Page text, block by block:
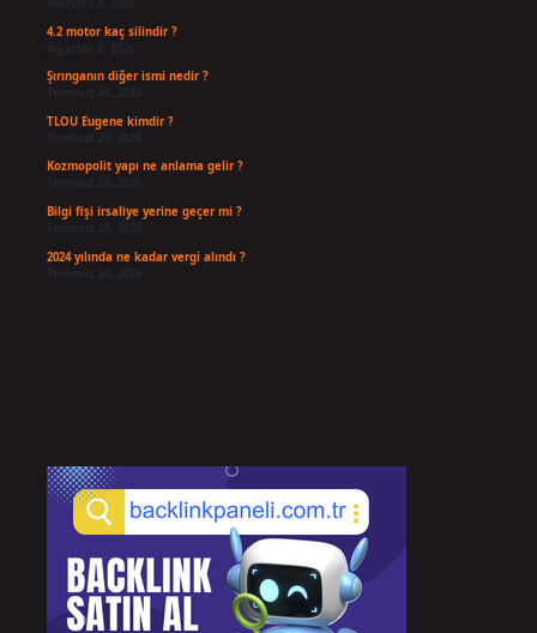
4.2 motor kaç silindir ?
Ağustos 3, 2026
Şırınganın diğer ismi nedir ?
TLOU Eugene kimdir ?
Temmuz 29, 2026
Kozmopolit yapı ne anlama gelir ?
Bilgi fişi irsaliye yerine geçer mi ?
Temmuz 25, 2026
2024 yılında ne kadar vergi alındı ?